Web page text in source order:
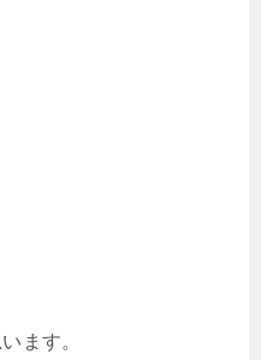
ます。